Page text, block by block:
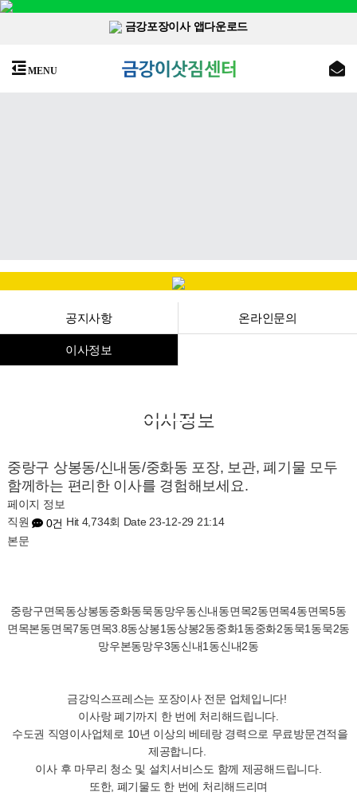
금강포장이사 앱다운로드
MENU
공지사항 온라인문의
이사정보
이사정보
중랑구 상봉동/신내동/중화동 포장, 보관, 폐기물 모두
함께하는 편리한 이사를 경험해보세요.
페이지 정보
직원
0건 Hit 4,734회 Date 23-12-29 21:14
본문
중랑구면목동상봉동중화동묵동망우동신내동면목2동면목4동면목5동
면목본동면목7동면목3.8동상봉1동상봉2동중화1동중화2동묵1동묵2동
망우본동망우3동신내1동신내2동
금강익스프레스는 포장이사 전문 업체입니다!
이사랑 폐기까지 한 번에 처리해드립니다.
수도권 직영이사업체로 10년 이상의 베테랑 경력으로 무료방문견적을
제공합니다.
이사 후 마무리 청소 및 설치서비스도 함께 제공해드립니다.
또한, 폐기물도 한 번에 처리해드리며